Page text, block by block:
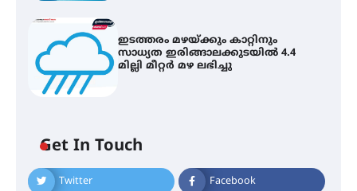
ഇടത്തരം മഴയ്ക്കും കാറ്റിനും
സാധ്യത ഇരിങ്ങാലക്കുടയിൽ 4.4
മില്ലി മീറ്റർ മഴ ലഭിച്ചു
Get In Touch
Twitter Facebook
കോമേഴ്സ് എക്സ്പോയുമായി